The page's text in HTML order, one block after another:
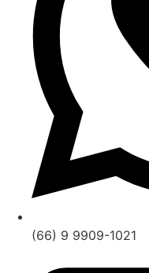
(66) 9 9909-1021